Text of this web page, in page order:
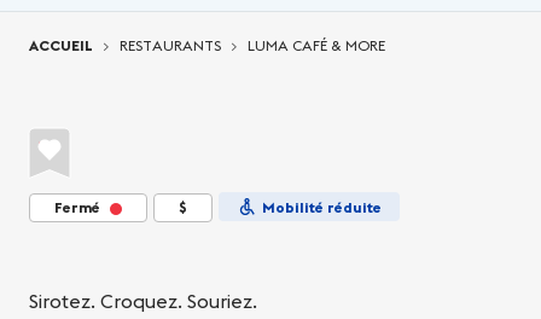
ACCUEIL RESTAURANTS LUMA CAFÉ & MORE
Fermé $ Mobilité réduite
Sirotez. Croquez. Souriez.